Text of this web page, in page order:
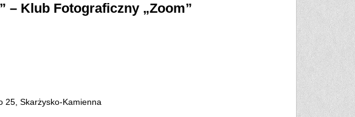
– Klub Fotograficzny „Zoom”
25, Skarżysko-Kamienna